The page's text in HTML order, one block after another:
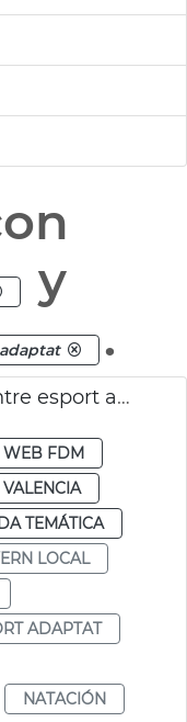
y
.
Licitació obres millora centre esport adaptat i natació La Petxina València
WEB FDM
VALENCIA
TEMÁTICA
LOCAL
ADAPTAT
NATACIÓN